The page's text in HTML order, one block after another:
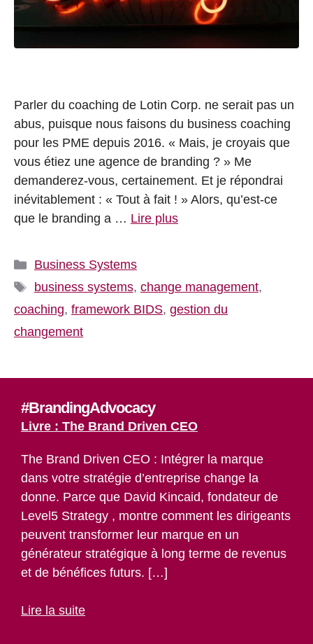
Parler du coaching de Lotin Corp. ne serait pas un
abus, puisque nous faisons du business coaching
pour les PME depuis 2016. « Mais, je croyais que
vous étiez une agence de branding ? » Me
demanderez-vous, certainement. Et je répondrai
inévitablement : « Tout à fait ! » Alors, qu’est-ce
que le branding a … Lire plus
Catégories
Business Systems
Étiquettes
business systems, change management,
coaching, framework BIDS, gestion du
changement
#BrandingAdvocacy
Livre : The Brand Driven CEO
The Brand Driven CEO : Intégrer la marque
dans votre stratégie d’entreprise change la
donne. Parce que David Kincaid, fondateur de
Level5 Strategy , montre comment les dirigeants
peuvent transformer leur marque en un
générateur stratégique à long terme de revenus
et de bénéfices futurs. […]
Lire la suite